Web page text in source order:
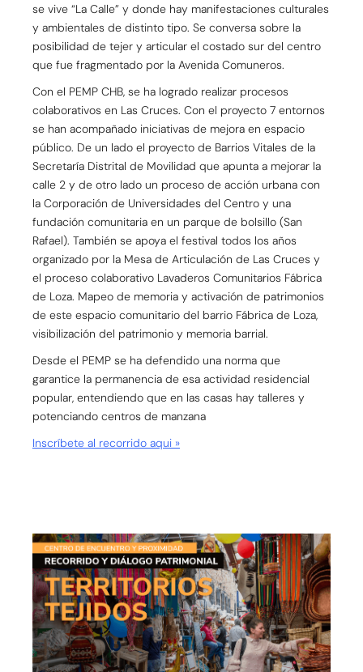
se vive “La Calle” y donde hay manifestaciones culturales
y ambientales de distinto tipo. Se conversa sobre la
posibilidad de tejer y articular el costado sur del centro
que fue fragmentado por la Avenida Comuneros.
Con el PEMP CHB, se ha logrado realizar procesos
colaborativos en Las Cruces. Con el proyecto 7 entornos
se han acompañado iniciativas de mejora en espacio
público. De un lado el proyecto de Barrios Vitales de la
Secretaría Distrital de Movilidad que apunta a mejorar la
calle 2 y de otro lado un proceso de acción urbana con
la Corporación de Universidades del Centro y una
fundación comunitaria en un parque de bolsillo (San
Rafael). También se apoya el festival todos los años
organizado por la Mesa de Articulación de Las Cruces y
el proceso colaborativo Lavaderos Comunitarios Fábrica
de Loza. Mapeo de memoria y activación de patrimonios
de este espacio comunitario del barrio Fábrica de Loza,
visibilización del patrimonio y memoria barrial.
Desde el PEMP se ha defendido una norma que
garantice la permanencia de esa actividad residencial
popular, entendiendo que en las casas hay talleres y
potenciando centros de manzana
Inscríbete al recorrido aqui »